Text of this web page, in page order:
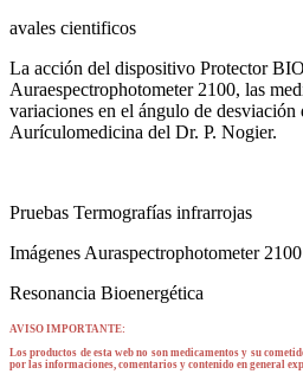
avales cientificos
La acción del dispositivo Protector
Auraespectrophotometer 2100, las
variaciones en el ángulo de
Aurículomedicina del Dr. P. Nogier.
Pruebas Termografías infrarrojas
Imágenes Auraspectrophotometer 2100
Resonancia Bioenergética
AVISO IMPORTANTE:
Los productos de esta web no son medicamentos y su
por las informaciones, comentarios y contenido en general